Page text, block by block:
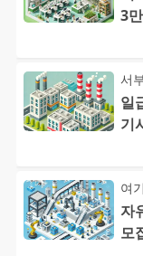
3
서
일
기
여
자
모